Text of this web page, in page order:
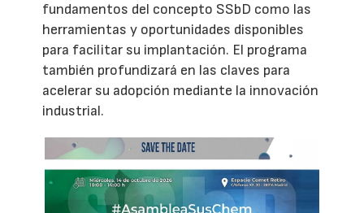
fundamentos del concepto SSbD como las
herramientas y oportunidades disponibles
para facilitar su implantación. El programa
también profundizará en las claves para
acelerar su adopción mediante la innovación
industrial.